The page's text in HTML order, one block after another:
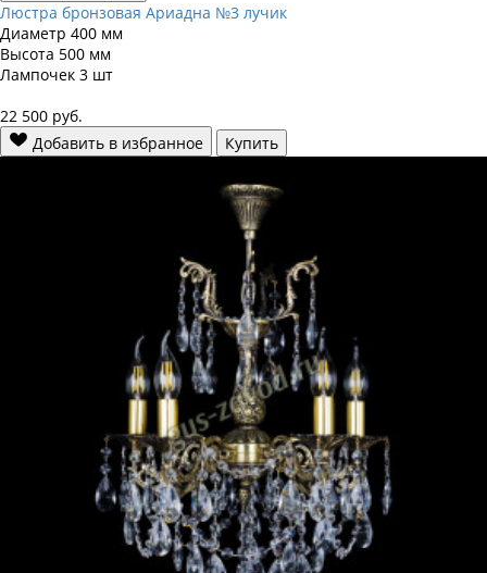
Люстра бронзовая Ариадна №3 лучик
Диаметр 400 мм
Высота 500 мм
Лампочек 3 шт
22 500 руб.
Добавить в избранное
Купить